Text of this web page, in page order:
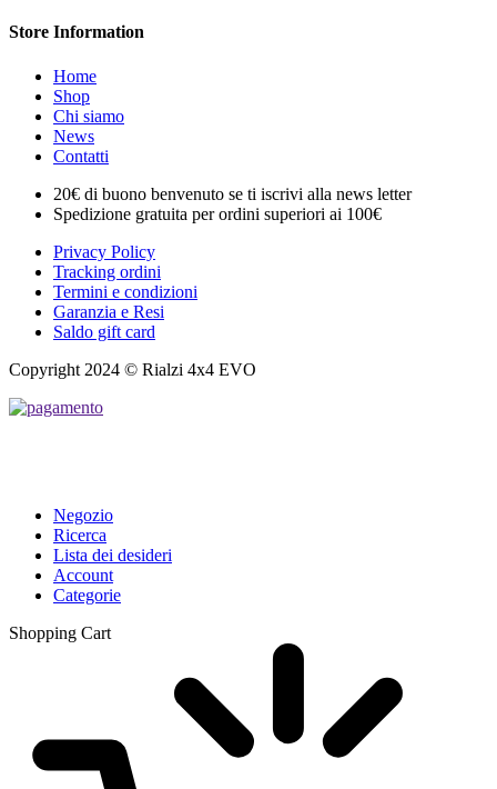
Store Information
Home
Shop
Chi siamo
News
Contatti
20€ di buono benvenuto se ti iscrivi alla news letter
Spedizione gratuita per ordini superiori ai 100€
Privacy Policy
Tracking ordini
Termini e condizioni
Garanzia e Resi
Saldo gift card
Copyright 2024 © Rialzi 4x4 EVO
Negozio
Ricerca
Lista dei desideri
Account
Categorie
Shopping Cart